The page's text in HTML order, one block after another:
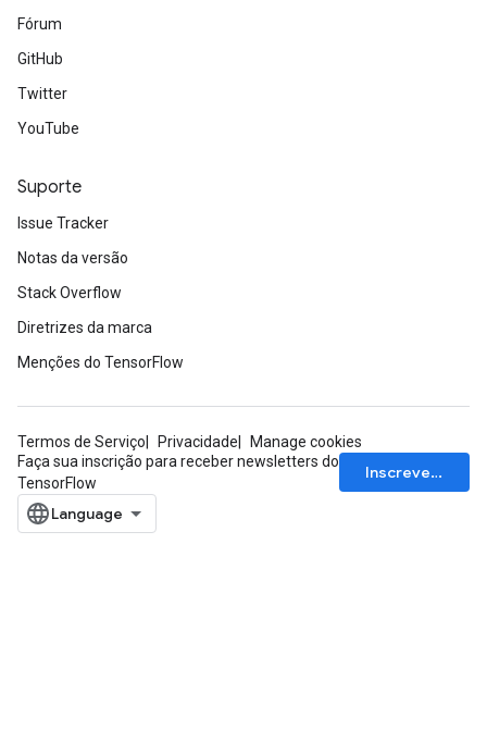
Fórum
GitHub
Twitter
YouTube
Suporte
Issue Tracker
Notas da versão
Stack Overflow
Diretrizes da marca
Menções do TensorFlow
Termos de Serviço Privacidade
Manage cookies
Faça sua inscrição para receber newsletters do
TensorFlow
Inscrever-se